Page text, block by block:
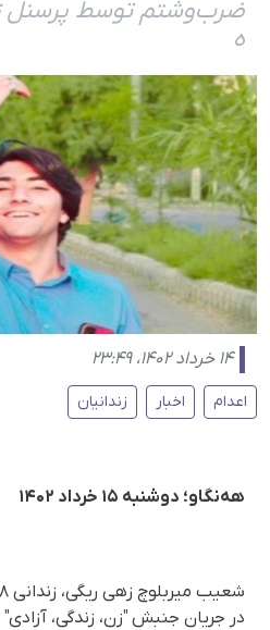
ضرب‌وشتم توسط پرسنل
ه
۱۴ خرداد ۱۴۰۲، ۲۳:۴۹
اعدام اخبار زندانیان
هه‌نگاو؛ دوشنبه ۱۵ خرداد ۱۴۰۲
در جریان جنبش "زن، زندگی،